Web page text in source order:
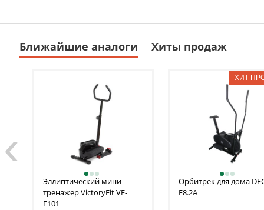
Ближайшие аналоги Хиты продаж
Эллиптический мини
тренажер VictoryFitVF-
E101
Орбитрек для дома
E8.2A
‹